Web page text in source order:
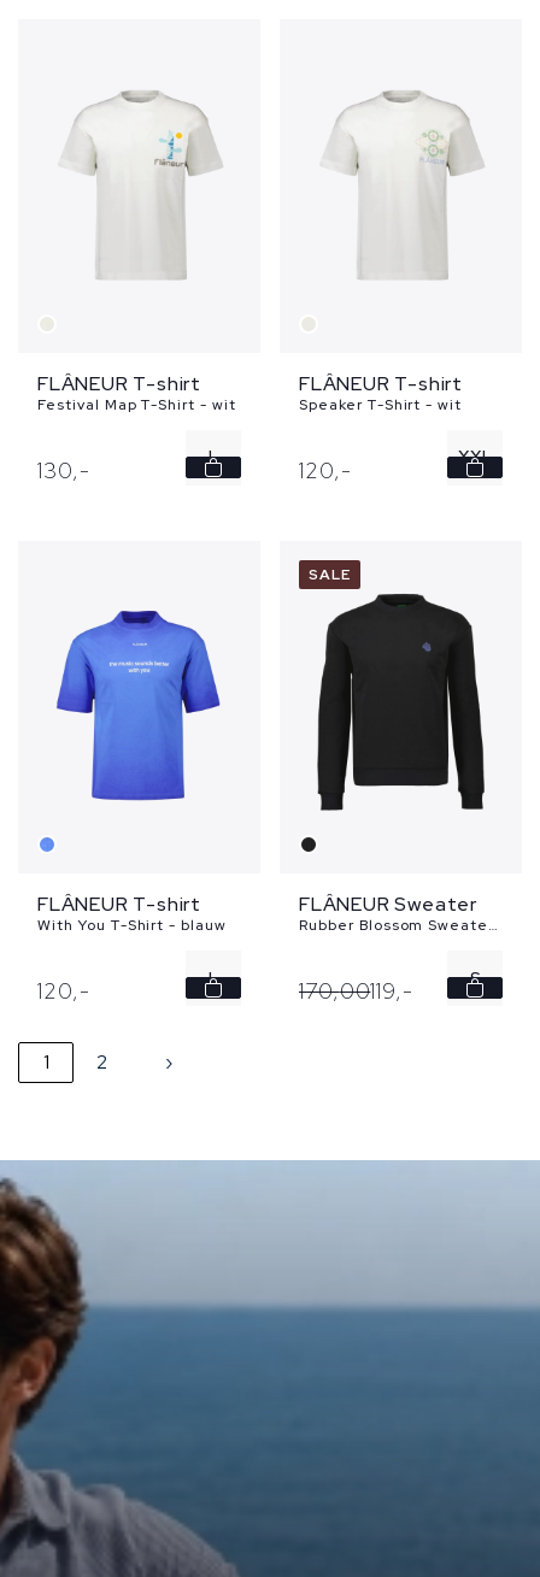
FLÂNEUR T-shirt
Festival Map T-Shirt - wit
130,- L
FLÂNEUR T-shirt
Speaker T-Shirt - wit
120,- XXL
FLÂNEUR T-shirt
With You T-Shirt - blauw
120,- L
SALE
FLÂNEUR Sweater
Rubber Blossom Sweater - zwart
170,00119,- S
1 2 ›